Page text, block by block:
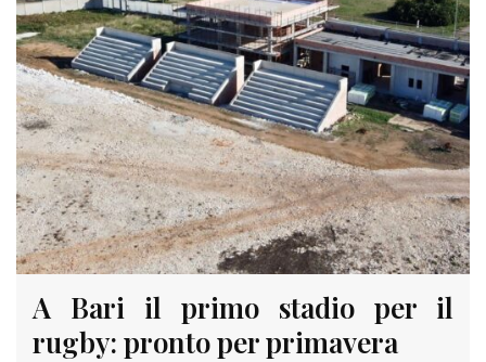
A Bari il primo stadio per il
rugby: pronto per primavera